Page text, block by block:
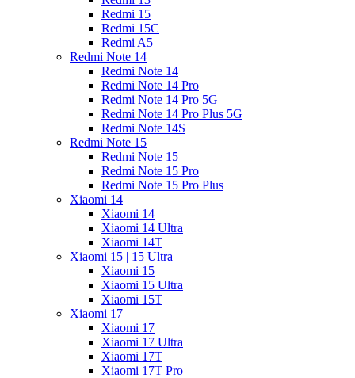
Redmi 15
Redmi 15C
Redmi A5
Redmi Note 14
Redmi Note 14
Redmi Note 14 Pro
Redmi Note 14 Pro 5G
Redmi Note 14 Pro Plus 5G
Redmi Note 14S
Redmi Note 15
Redmi Note 15
Redmi Note 15 Pro
Redmi Note 15 Pro Plus
Xiaomi 14
Xiaomi 14
Xiaomi 14 Ultra
Xiaomi 14T
Xiaomi 15 | 15 Ultra
Xiaomi 15
Xiaomi 15 Ultra
Xiaomi 15T
Xiaomi 17
Xiaomi 17
Xiaomi 17 Ultra
Xiaomi 17T
Xiaomi 17T Pro